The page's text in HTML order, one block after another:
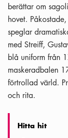
berättar om
hovet.
speglar
med Streiff,
blå uniform från
maskeradbalen
förtrollad värld.
och rita.
Hitta hit